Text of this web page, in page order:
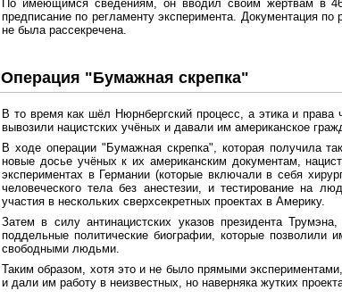
По имеющимся сведениям, он вводил своим жертвам в
предписание по регламенту эксперимента. Документация по
не была рассекречена.
Операция "Бумажная скрепка"
В то время как шёл Нюрнбергский процесс, а этика и
вывозили нацистских учёных и давали им американское
В ходе операции "Бумажная скрепка", которая получила
новые досье учёных к их американским документам,
экспериментах в Германии (которые включали в себя
человеческого тела без анестезии, и тестирование на
участия в нескольких сверхсекретных проектах в Америку.
Затем в силу антинацистских указов президента
поддельные политические биографии, которые
свободными людьми.
Таким образом, хотя это и не было прямыми
и дали им работу в неизвестных, но наверняка жутких